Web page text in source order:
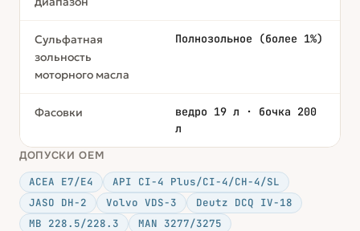
Сульфатная
зольность
моторного масла
Полнозольное (более 1%)
Фасовки
ведро 19 л · бочка 200
л
ДОПУСКИ OEM
ACEA E7/E4
API CI-4 Plus/CI-4/CH-4/SL
JASO DH-2
Volvo VDS-3
Deutz DCQ IV-18
MB 228.5/228.3
MAN 3277/3275